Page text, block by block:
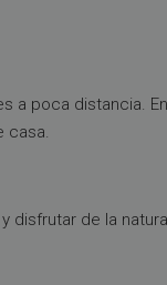
a poca distancia.
casa.
de la